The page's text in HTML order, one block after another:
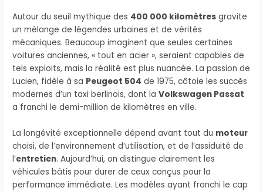
Autour du seuil mythique des 400 000 kilomètres gravite
un mélange de légendes urbaines et de vérités
mécaniques. Beaucoup imaginent que seules certaines
voitures anciennes, « tout en acier », seraient capables de
tels exploits, mais la réalité est plus nuancée. La passion de
Lucien, fidèle à sa Peugeot 504 de 1975, côtoie les succès
modernes d’un taxi berlinois, dont laVolkswagen Passat
a franchi le demi-million de kilomètres en ville.
La longévité exceptionnelle dépend avant tout du moteur
choisi, de l’environnement d’utilisation, et de l’assiduité de
l’entretien. Aujourd’hui, on distingue clairement les
véhicules bâtis pour durer de ceux conçus pour la
performance immédiate. Les modèles ayant franchi le cap